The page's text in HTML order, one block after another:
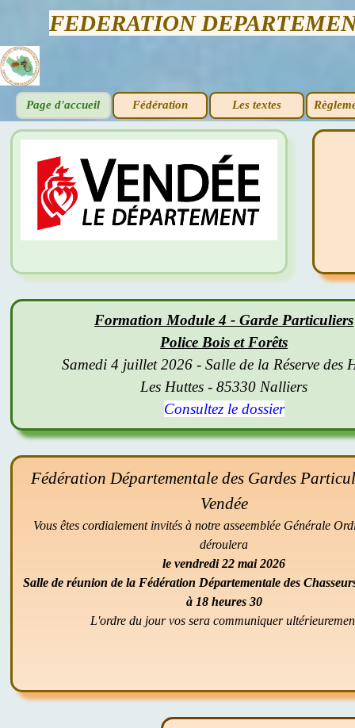
FEDERATION
Page d'accueil Fédération Les textes
Formation Module 4 - Garde Particuliers
Police Bois et Forêts
Samedi 4 juillet 2026 - Salle de la Réserve des
Les Huttes - 85330 Nalliers
Consultez le dossier
Fédération Départementale des Gardes
Vendée
Vous êtes cordialement invités à notre asseemblée Générale
déroulera
le vendredi 22 mai 2026
Salle de réunion de la Fédération Départementale des
à 18 heures 30
L'ordre du jour vos sera communiquer